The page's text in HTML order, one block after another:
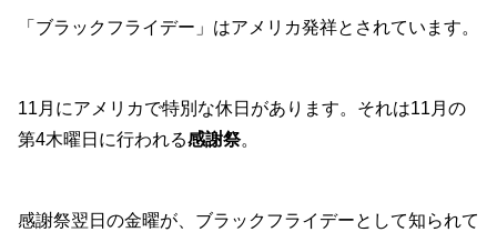
「ブラックフライデー」はアメリカ発祥とされています。
11月にアメリカで特別な休日があります。それは11月の
第4木曜日に行われる感謝祭。
感謝祭翌日の金曜が、ブラックフライデーとして知られて